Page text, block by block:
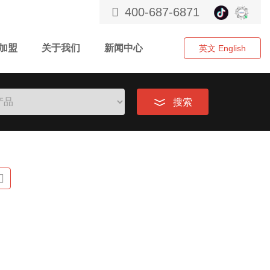
400-687-6871
盟 关于我们 新闻中心 英文 English
搜索